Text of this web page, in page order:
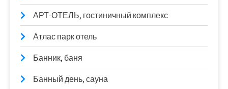
АРТ-ОТЕЛЬ, гостиничный комплекс
Атлас парк отель
Банник, баня
Банный день, сауна